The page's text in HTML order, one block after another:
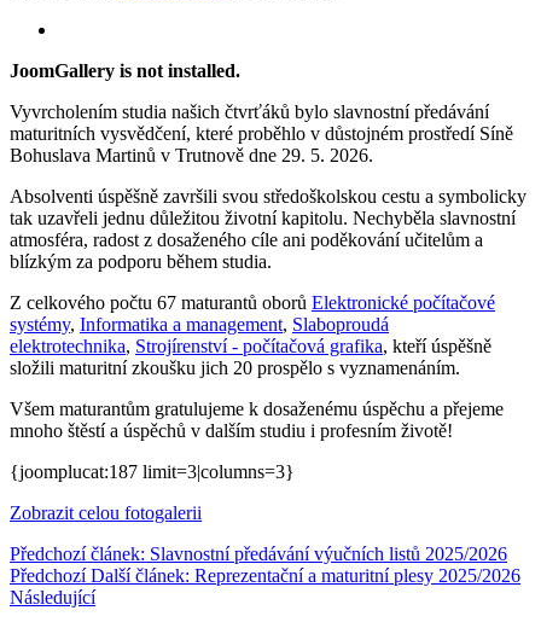
JoomGallery is not installed.
Vyvrcholením studia našich čtvrťáků bylo slavnostní předávání
maturitních vysvědčení, které proběhlo v důstojném prostředí Síně
Bohuslava Martinů v Trutnově dne 29. 5. 2026.
Absolventi úspěšně završili svou středoškolskou cestu a symbolicky
tak uzavřeli jednu důležitou životní kapitolu. Nechyběla slavnostní
atmosféra, radost z dosaženého cíle ani poděkování učitelům a
blízkým za podporu během studia.
Z celkového počtu 67 maturantů oborů Elektronické počítačové
systémy, Informatika a management, Slaboproudá
elektrotechnika, Strojírenství - počítačová grafika, kteří úspěšně
složili maturitní zkoušku jich 20 prospělo s vyznamenáním.
Všem maturantům gratulujeme k dosaženému úspěchu a přejeme
mnoho štěstí a úspěchů v dalším studiu i profesním životě!
{joomplucat:187 limit=3|columns=3}
Zobrazit celou fotogalerii
Předchozí článek: Slavnostní předávání výučních listů 2025/2026
Předchozí Další článek: Reprezentační a maturitní plesy 2025/2026
Následující